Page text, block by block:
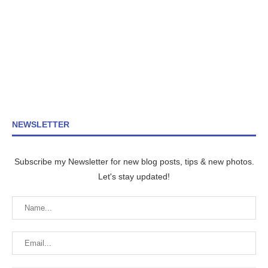
NEWSLETTER
Subscribe my Newsletter for new blog posts, tips & new photos.
Let's stay updated!